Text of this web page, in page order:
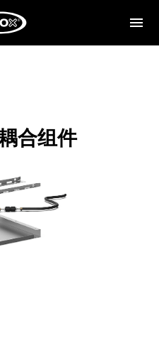
合组件